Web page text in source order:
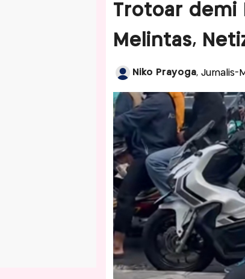
Trotoar demi
Melintas,
Niko Prayoga, Jurnalis-